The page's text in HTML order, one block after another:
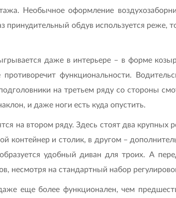
Необычное оформление
принудительный обдув используется реже,
даже в интерьере – в форме
функциональности.
на третьем ряду со стороны
и даже ноги есть куда опустить.
на втором ряду. Здесь стоят два крупных
и столик, в другом –
удобный диван для троих. А
несмотря на стандартный набор
еще более функционален, чем